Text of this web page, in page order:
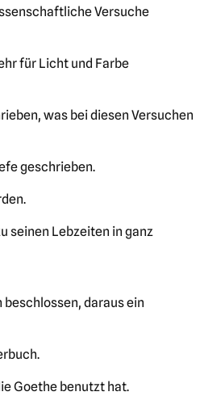
Versuche
für Licht und Farbe
was bei diesen Versuchen
geschrieben.
seinen Lebzeiten in ganz
daraus ein
Goethe benutzt hat.